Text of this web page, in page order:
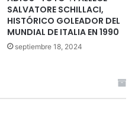
SALVATORE SCHILLACI,
HISTÓRICO GOLEADOR DEL
MUNDIAL DE ITALIA EN 1990
septiembre 18, 2024